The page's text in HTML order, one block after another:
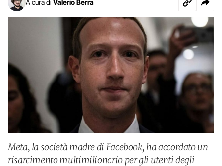
A cura di Valerio Berra
Meta, la società madre di Facebook, ha accordato un
risarcimento multimilionario per gli utenti degli